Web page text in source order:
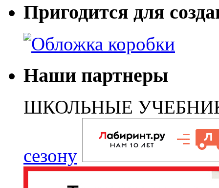
Пригодится для
Наши партнеры
ШКОЛЬНЫЕ
сезону